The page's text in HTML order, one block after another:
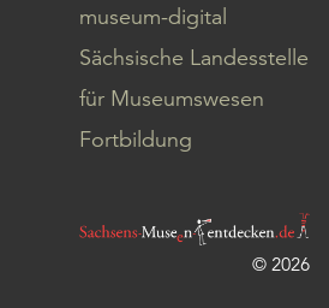
museum-digital
Sächsische Landesstelle
für Museumswesen
Fortbildung
© 2026